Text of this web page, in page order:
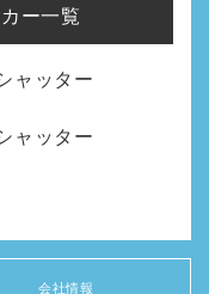
ー一覧
ャッター
ャッター
会社情報